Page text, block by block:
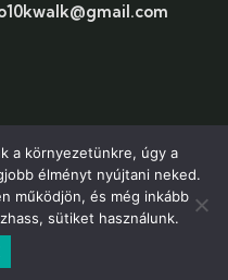
All Rights Reserved.
a környezetünkre, úgy a
élményt nyújtani neked.
működjön, és még inkább
sütiket használunk.